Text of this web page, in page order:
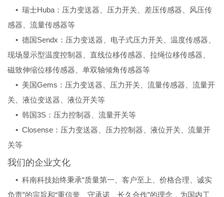
• 瑞士Huba：压力变送器、压力开关、差压传感器、风压传
感器、流量传感器等
• 德国Sendx：压力变送器、电子式压力开关、温度传感器、
现场显示型温度控制器、直线位移传感器、拉绳位移传感器、
磁致伸缩位移传感器、单双轴倾角传感器等
• 美国Gems：压力变送器、压力开关、流量传感器、流量开
关、液位变送器、液位开关等
• 韩国3S：压力控制器、流量开关等
• Closense：压力变送器、压力控制器、液位开关、流量开
关等
我们的企业文化
• 科南科技始终秉承“质量第一、客户至上、价格合理、诚实
负责”的宗旨和“重信誉、守承诺、长久合作”的理念，为国内工